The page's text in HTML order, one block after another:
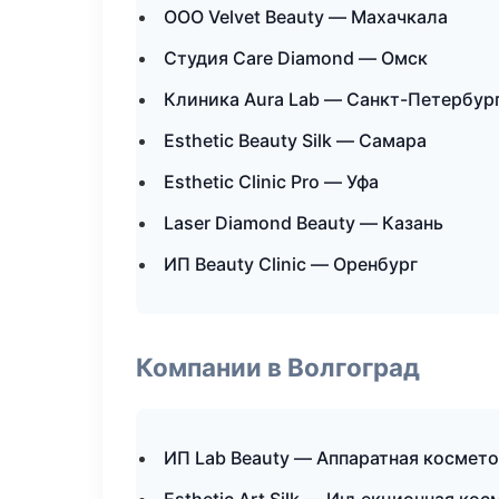
ООО Velvet Beauty — Махачкала
Студия Care Diamond — Омск
Клиника Aura Lab — Санкт-
Esthetic Beauty Silk — Самара
Esthetic Clinic Pro — Уфа
Laser Diamond Beauty — Казань
ИП Beauty Clinic — Оренбург
Компании в Волгоград
ИП Lab Beauty — Аппаратная